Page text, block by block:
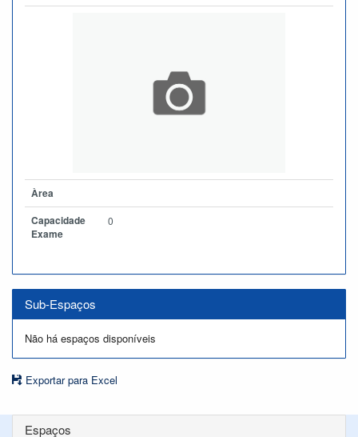
Àrea
Capacidade
Exame
0
Sub-Espaços
Não há espaços disponíveis
Exportar para Excel
Espaços